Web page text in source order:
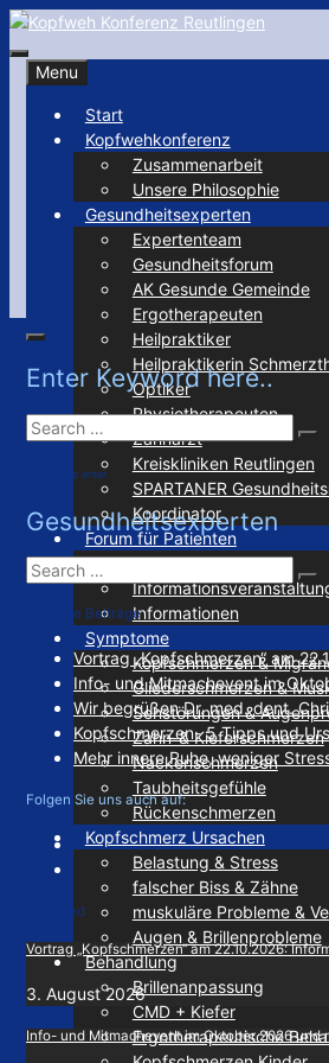
Skip
to
content
Kopfweh Konferenz
Search
Menu
Start
Kopfwehkonferenz
Zusammenarbeit
Unsere Philosophie
Gesundheitsexperten
Expertenteam
Gesundheitsforum
AK Gesunde Gemeinde
Ergotherapeuten
Heilpraktiker
Heilpraktikerin
Optiker
Physiotherapeuten
Zahnarzt
Kreiskliniken Reutlingen
SPARTANER
Koordinator
Forum für Patienten
Patienten Fragen
Informationen
Symptome
Kopfschmerzen &
Gliederschmerzen &
Sehstörungen &
Zahn-& Kieferschmerzen
Nackenschmerzen
Taubheitsgefühle
Rückenschmerzen
Kopfschmerz Ursachen
Belastung & Stress
falscher Biss & Zähne
muskuläre Probleme &
Augen & Brillenprobleme
Behandlung
Brillenanpassung
CMD + Kiefer
Ergotherapeutische
Enter Keyword here..
Search
And press enter.
Gesundheitsexperten
Search
Neueste Beiträge
Vortrag „Kopfschmerzen“ am
Info- und Mitmachevent im
Wir begrüßen Dr. med. dent.
Kopfschmerzen- 5 Tipps und
Mehr innere Ruhe, weniger
Folgen Sie uns auch auf:
Featured
Vortrag „Kopfschmerzen“ am 22.10.2026:
3. August 2026
Info- und Mitmachevent im Oktober 2026